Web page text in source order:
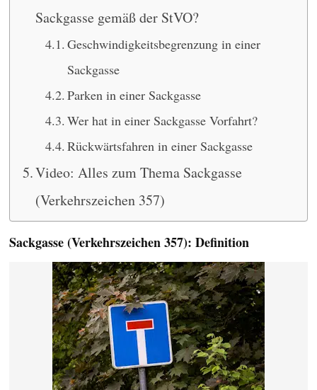
Sackgasse gemäß der StVO?
Geschwindigkeitsbegrenzung in einer
Sackgasse
Parken in einer Sackgasse
Wer hat in einer Sackgasse Vorfahrt?
Rückwärtsfahren in einer Sackgasse
Video: Alles zum Thema Sackgasse
(Verkehrszeichen 357)
Sackgasse (Verkehrszeichen 357): Definition